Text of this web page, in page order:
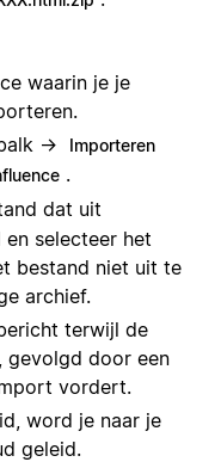
waarin je je
→ Importeren
.
dat uit
selecteer het
bestand niet uit te
archief.
terwijl de
gevolgd door een
vordert.
word je naar je
geleid.